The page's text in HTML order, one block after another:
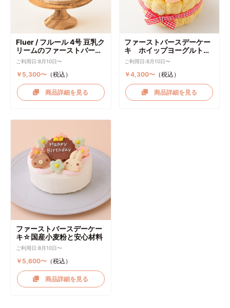
Fluer / フルール 4号 豆乳ク
リームのファーストバース
デーケーキ ケーキトッパー
付き
ご利用日:8月10日〜
￥5,300〜（税込）
商品詳細を見る
ファーストバースデーケー
キ ホイップヨーグルトク
リーム
ご利用日:8月10日〜
￥4,300〜 （税込）
商品詳細を見る
ファーストバースデーケー
キ☆国産小麦粉と安心材料
ご利用日:8月10日〜
￥5,600〜（税込）
商品詳細を見る